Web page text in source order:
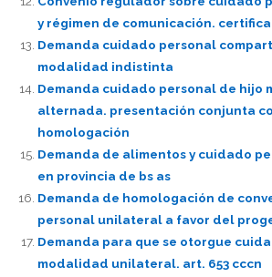
y régimen de comunicación.
Demanda cuidado personal
modalidad indistinta
Demanda cuidado personal de hijo
alternada. presentación conjunta
homologación
Demanda de alimentos y cuidado
en provincia de bs as
Demanda de homologación de
personal unilateral a favor del
Demanda para que se otorgue
modalidad unilateral. art. 653 cccn